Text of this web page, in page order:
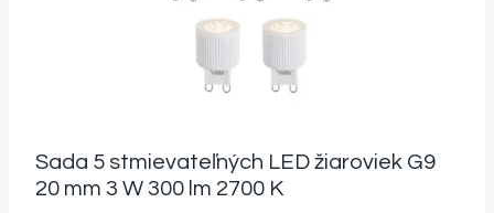
Sada 5 stmievateľných LED žiaroviek G9
20 mm 3 W 300 lm 2700 K